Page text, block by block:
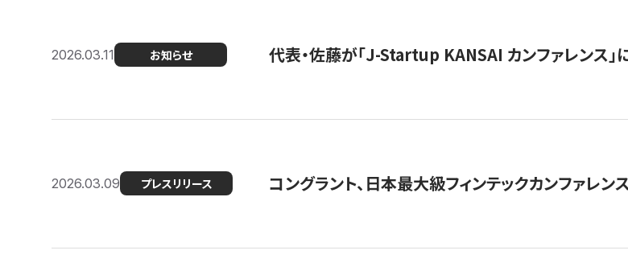
2026.03.11 お知らせ 代表・佐藤が「J-Startup KANSAI カンファレンス」
2026.03.09 プレスリリース コングラント、日本最大級フィンテックカンファレ